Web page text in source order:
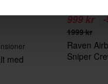
med
999 kr -
1999 kr
Raven
Sniper